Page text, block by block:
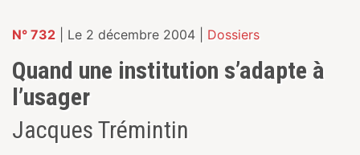
N° 732 | Le 2 décembre 2004 | Dossiers
Quand une institution s’adapte à
l’usager
Jacques Trémintin